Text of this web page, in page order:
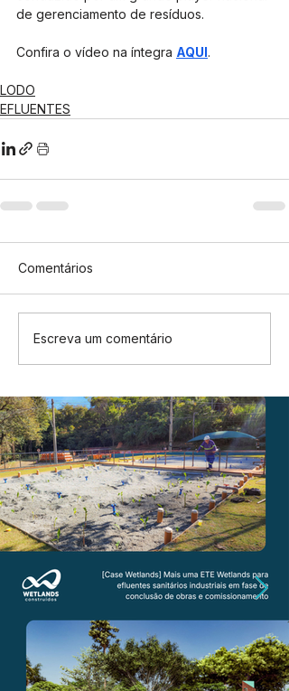
de gerenciamento de resíduos.
Confira o vídeo na íntegra AQUI.
LODO
EFLUENTES
Comentários
Escreva um comentário